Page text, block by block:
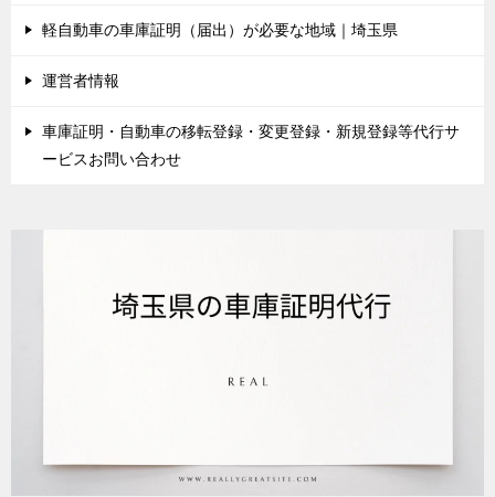
軽自動車の車庫証明（届出）が必要な地域｜埼玉県
運営者情報
車庫証明・自動車の移転登録・変更登録・新規登録等代行サ
ービスお問い合わせ